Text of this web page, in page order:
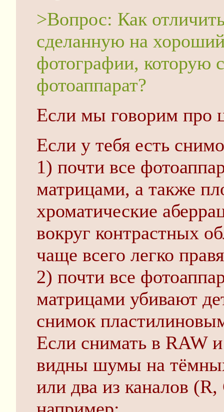
>Вопрос: Как
сделанную на
фотографии, которую
фотоаппарат?
Если мы говорим про
Если у тебя есть
1) почти все
матрицами, а также
хроматические
вокруг контрастных
чаще всего легко
2) почти все
матрицами убивают
снимок
Если снимать в RAW
видны шумы на
или два из каналов